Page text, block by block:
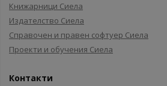
Книжарници Сиела
Издателство Сиела
Справочен и правен софтуер Сиела
Проекти и обучения Сиела
Контакти